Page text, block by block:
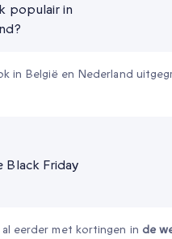
populair in
in België en Nederland
Black Friday
eerder met kortingen in de